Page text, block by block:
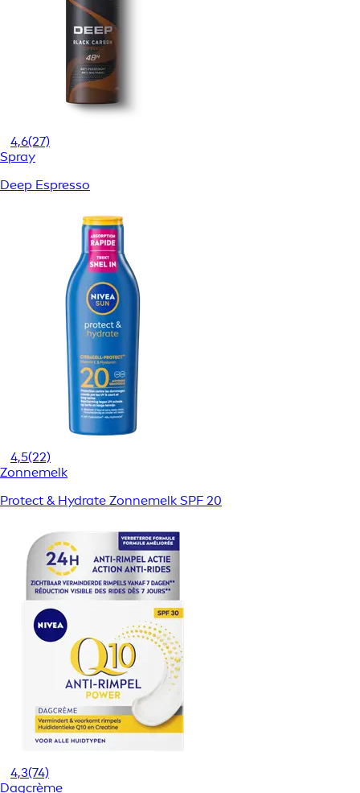
4,6(27)
Spray
Deep Espresso
4,5(22)
Zonnemelk
Protect & Hydrate Zonnemelk SPF 20
4,3(74)
Dagcrème